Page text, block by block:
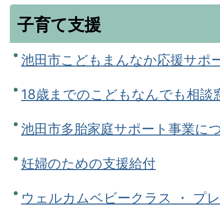
子育て支援
池田市こどもまんなか応援サポ
18歳までのこどもなんでも相談
池田市多胎家庭サポート事業に
妊婦のための支援給付
ウェルカムベビークラス ・ プ